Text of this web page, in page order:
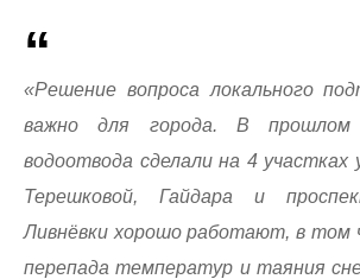
«Решение вопроса локального
важно для города. В прошлом
водоотвода сделали на 4 участках
Терешковой, Гайдара и
Ливнёвки хорошо работают, в том
перепада температур и таяния